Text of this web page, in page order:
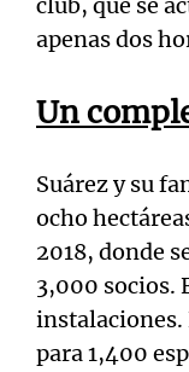
apenas dos
Un
Suárez y su
ocho
2018, donde
3,000 socios.
instalaciones.
para 1,400